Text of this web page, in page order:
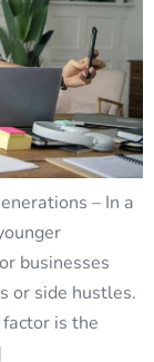
– In a
businesses
or side hustles.
is the